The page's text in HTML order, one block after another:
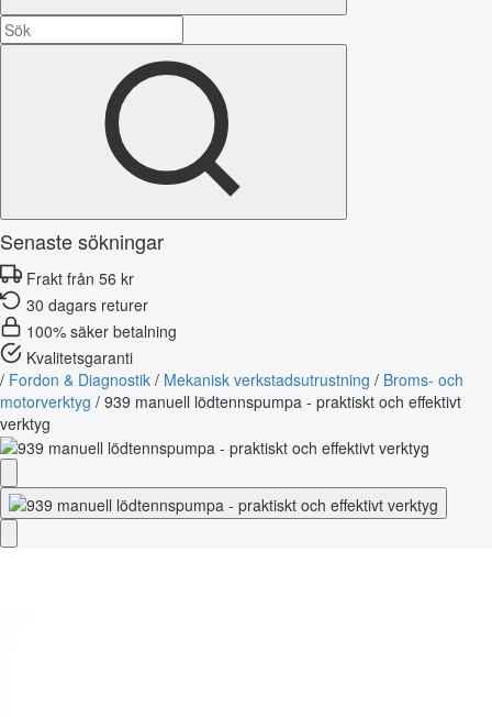
Senaste sökningar
Frakt från 56 kr
30 dagars returer
100% säker betalning
Kvalitetsgaranti
/ Fordon & Diagnostik / Mekanisk verkstadsutrustning / Broms- och
motorverktyg / 939 manuell lödtennspumpa - praktiskt och effektivt
verktyg